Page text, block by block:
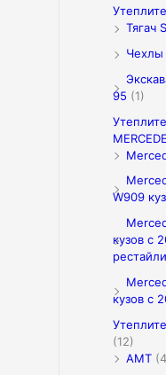
Тягач
Чехлы
95 (1)
W909
кузов с
кузов с
(12)
АМТ